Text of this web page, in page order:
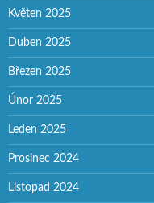
Květen 2025
Duben 2025
Březen 2025
Únor 2025
Leden 2025
Prosinec 2024
Listopad 2024